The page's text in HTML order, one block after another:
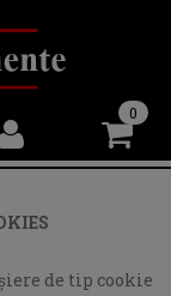
0
de tip cookie